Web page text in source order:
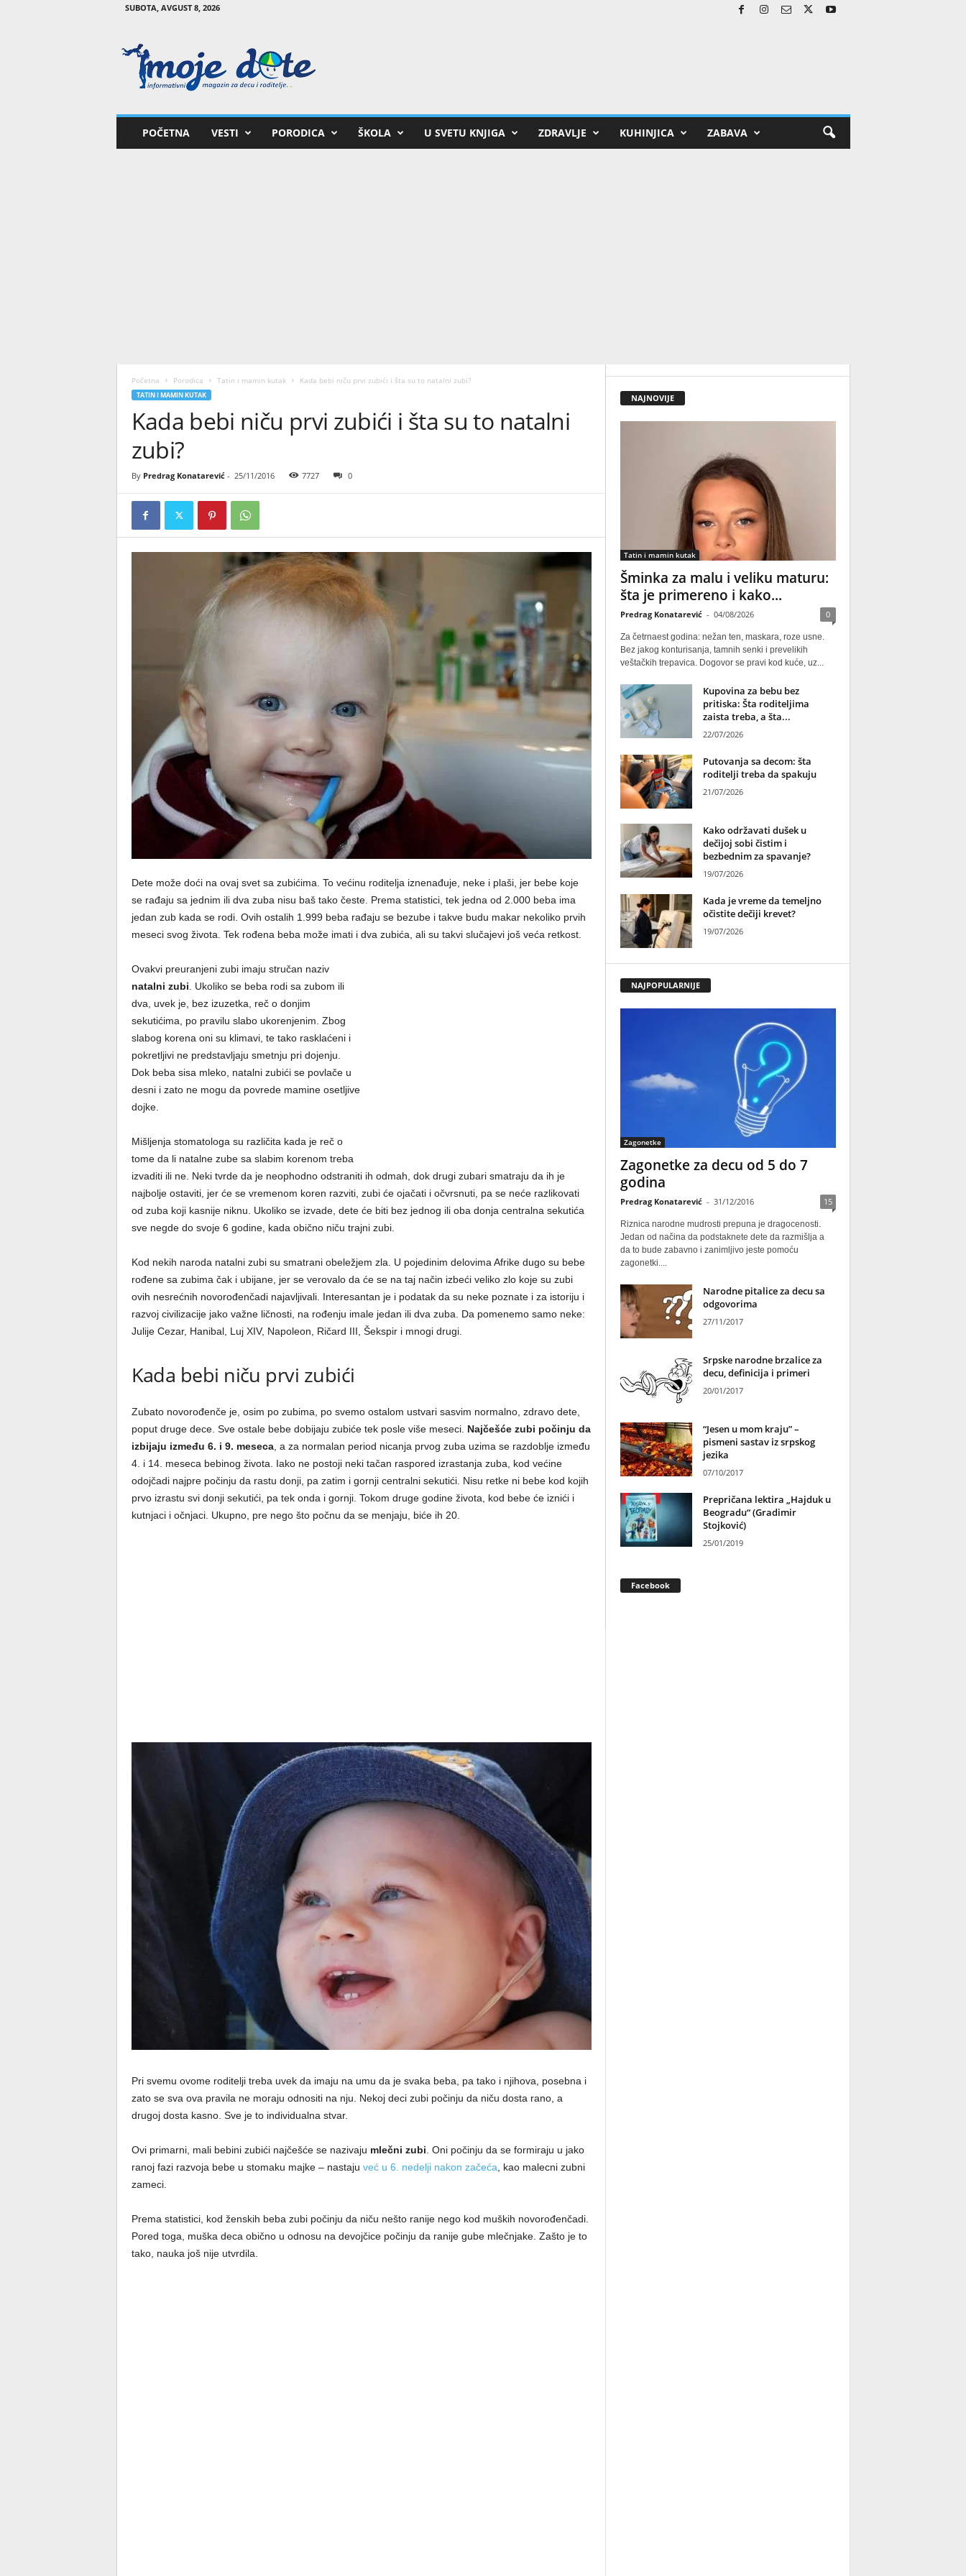
SUBOTA, AVGUST 8, 2026
o
POČETNA VESTI PORODICA ŠKOLA U SVETU KNJIGA ZDRAVLJE KUHINJICA ZABAVA
Početna Porodica Tatin i mamin kutak Kada bebi niču prvi zubići i šta su to natalni zubi?
TATIN I MAMIN KUTAK
Kada bebi niču prvi zubići i šta su to natalni
zubi?
By Predrag Konatarević- 25/11/2016 7727 0
Dete može doći na ovaj svet sa zubićima. To većinu roditelja iznenađuje, neke i plaši, jer bebe koje
se rađaju sa jednim ili dva zuba nisu baš tako česte. Prema statistici, tek jedna od 2.000 beba ima
jedan zub kada se rodi. Ovih ostalih 1.999 beba rađaju se bezube i takve budu makar nekoliko prvih
meseci svog života. Tek rođena beba može imati i dva zubića, ali su takvi slučajevi još veća retkost.
Ovakvi preuranjeni zubi imaju stručan naziv
natalni zubi . Ukoliko se beba rodi sa zubom ili
dva, uvek je, bez izuzetka, reč o donjim
sekutićima, po pravilu slabo ukorenjenim. Zbog
slabog korena oni su klimavi, te tako rasklaćeni i
pokretljivi ne predstavljaju smetnju pri dojenju.
Dok beba sisa mleko, natalni zubići se povlače u
desni i zato ne mogu da povrede mamine osetljive
dojke.
Mišljenja stomatologa su različita kada je reč o
tome da li natalne zube sa slabim korenom treba
izvaditi ili ne. Neki tvrde da je neophodno odstraniti ih odmah, dok drugi zubari smatraju da ih je
najbolje ostaviti, jer će se vremenom koren razviti, zubi će ojačati i očvrsnuti, pa se neće razlikovati
od zuba koji kasnije niknu. Ukoliko se izvade, dete će biti bez jednog ili oba donja centralna sekutića
sve negde do svoje 6 godine, kada obično niču trajni zubi.
Kod nekih naroda natalni zubi su smatrani obeležjem zla. U pojedinim delovima Afrike dugo su bebe
rođene sa zubima čak i ubijane, jer se verovalo da će se na taj način izbeći veliko zlo koje su zubi
ovih nesrećnih novorođenčadi najavljivali. Interesantan je i podatak da su neke poznate i za istoriju i
razvoj civilizacije jako važne ličnosti, na rođenju imale jedan ili dva zuba. Da pomenemo samo neke:
Julije Cezar, Hanibal, Luj XIV, Napoleon, Ričard III, Šekspir i mnogi drugi.
Kada bebi niču prvi zubići
Zubato novorođenče je, osim po zubima, po svemo ostalom ustvari sasvim normalno, zdravo dete,
poput druge dece. Sve ostale bebe dobijaju zubiće tek posle više meseci. Najčešće zubi počinju da
izbijaju između 6. i 9. meseca, a za normalan period nicanja prvog zuba uzima se razdoblje između
4. i 14. meseca bebinog života. Iako ne postoji neki tačan raspored izrastanja zuba, kod većine
odojčadi najpre počinju da rastu donji, pa zatim i gornji centralni sekutići. Nisu retke ni bebe kod kojih
prvo izrastu svi donji sekutići, pa tek onda i gornji. Tokom druge godine života, kod bebe će iznići i
kutnjaci i očnjaci. Ukupno, pre nego što počnu da se menjaju, biće ih 20.
Pri svemu ovome roditelji treba uvek da imaju na umu da je svaka beba, pa tako i njihova, posebna i
zato se sva ova pravila ne moraju odnositi na nju. Nekoj deci zubi počinju da niču dosta rano, a
drugoj dosta kasno. Sve je to individualna stvar.
Ovi primarni, mali bebini zubići najčešće se nazivaju mlečni zubi . Oni počinju da se formiraju u jako
ranoj fazi razvoja bebe u stomaku majke – nastaju već u 6. nedelji nakon začeća , kao malecni zubni
zameci.
Prema statistici, kod ženskih beba zubi počinju da niču nešto ranije nego kod muških novorođenčadi.
Pored toga, muška deca obično u odnosu na devojčice počinju da ranije gube mlečnjake. Zašto je to
tako, nauka još nije utvrdila.
NAJNOVIJE
Tatin i mamin kutak
Šminka za malu i veliku maturu:
šta je primereno i kako...
Predrag Konatarević - 04/08/2026 0
Za četrnaest godina: nežan ten, maskara, roze usne.
Bez jakog konturisanja, tamnih senki i prevelikih
veštačkih trepavica. Dogovor se pravi kod kuće, uz...
Kupovina za bebu bez
pritiska: Šta roditeljima
zaista treba, a šta...
22/07/2026
Putovanja sa decom: šta
roditelji treba da spakuju
21/07/2026
Kako održavati dušek u
dečijoj sobi čistim i
bezbednim za spavanje?
19/07/2026
Kada je vreme da temeljno
očistite dečiji krevet?
19/07/2026
NAJPOPULARNIJE
Zagonetke
Zagonetke za decu od 5 do 7
godina
Predrag Konatarević - 31/12/2016 15
Riznica narodne mudrosti prepuna je dragocenosti.
Jedan od načina da podstaknete dete da razmišlja a
da to bude zabavno i zanimljivo jeste pomoću
zagonetki....
Narodne pitalice za decu sa
odgovorima
27/11/2017
Srpske narodne brzalice za
decu, definicija i primeri
20/01/2017
“Jesen u mom kraju” –
pismeni sastav iz srpskog
jezika
07/10/2017
Prepričana lektira „Hajduk u
Beogradu“ (Gradimir
Stojković)
25/01/2019
Facebook